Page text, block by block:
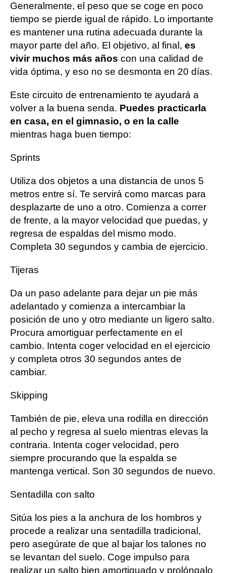
Generalmente, el peso que se coge en poco
tiempo se pierde igual de rápido. Lo importante
es mantener una rutina adecuada durante la
mayor parte del año. El objetivo, al final, es
vivir muchos más años con una calidad de
vida óptima, y eso no se desmonta en 20 días.
Este circuito de entrenamiento te ayudará a
volver a la buena senda. Puedes practicarla
en casa, en el gimnasio, o en la calle
mientras haga buen tiempo:
Sprints
Utiliza dos objetos a una distancia de unos 5
metros entre sí. Te servirá como marcas para
desplazarte de uno a otro. Comienza a correr
de frente, a la mayor velocidad que puedas, y
regresa de espaldas del mismo modo.
Completa 30 segundos y cambia de ejercicio.
Tijeras
Da un paso adelante para dejar un pie más
adelantado y comienza a intercambiar la
posición de uno y otro mediante un ligero salto.
Procura amortiguar perfectamente en el
cambio. Intenta coger velocidad en el ejercicio
y completa otros 30 segundos antes de
cambiar.
Skipping
También de pie, eleva una rodilla en dirección
al pecho y regresa al suelo mientras elevas la
contraria. Intenta coger velocidad, pero
siempre procurando que la espalda se
mantenga vertical. Son 30 segundos de nuevo.
Sentadilla con salto
Sitúa los pies a la anchura de los hombros y
procede a realizar una sentadilla tradicional,
pero asegúrate de que al bajar los talones no
se levantan del suelo. Coge impulso para
realizar un salto bien amortiguado y prolóngalo